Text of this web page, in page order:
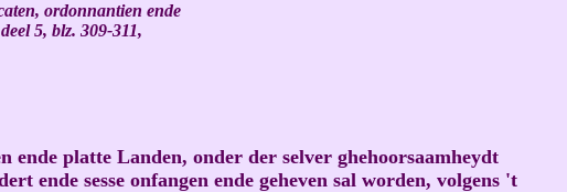
ordonnantien ende
5, blz. 309-311,
ende platte Landen, onder der selver ghehoorsaamheydt
ende sesse onfangen ende geheven sal worden, volgens 't